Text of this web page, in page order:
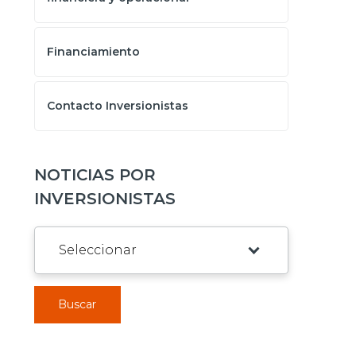
Financiamiento
Contacto Inversionistas
NOTICIAS POR
INVERSIONISTAS
Buscar